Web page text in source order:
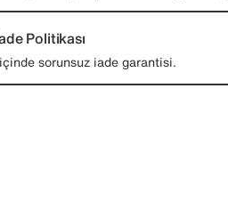
Politikası
sorunsuz iade garantisi.